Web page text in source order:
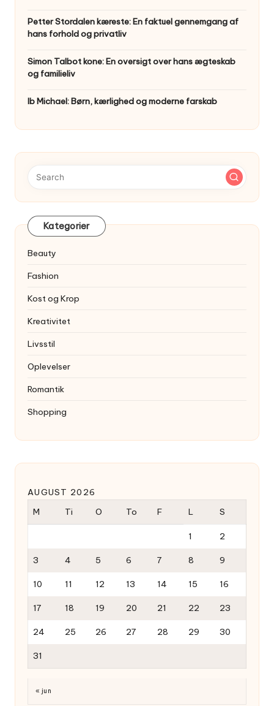
Petter Stordalen kæreste: En faktuel gennemgang af
hans forhold og privatliv
Simon Talbot kone: En oversigt over hans ægteskab
og familieliv
Ib Michael: Børn, kærlighed og moderne farskab
Kategorier
Beauty
Fashion
Kost og Krop
Kreativitet
Livsstil
Oplevelser
Romantik
Shopping
AUGUST 2026
M
Ti O To F L S
1 2
3 4 5 6 7 8 9
10 11 12 13 14 15 16
17 18 19 20 21 22 23
24 25 26 27 28 29 30
31
« jun